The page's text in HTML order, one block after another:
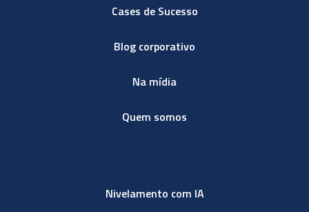
Cases de Sucesso
Blog corporativo
Na mídia
Quem somos
Nivelamento com IA